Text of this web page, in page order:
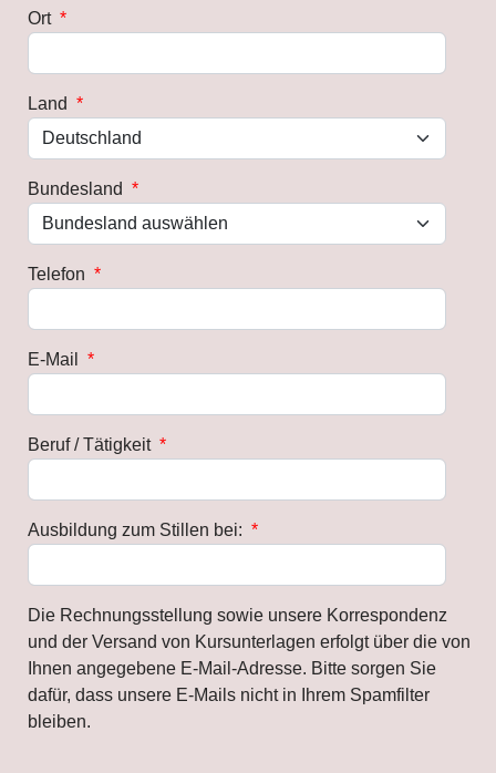
Ort *
Land *
Bundesland *
Telefon *
E-Mail *
Beruf / Tätigkeit *
Ausbildung zum Stillen bei: *
Die Rechnungsstellung sowie unsere Korrespondenz
und der Versand von Kursunterlagen erfolgt über die von
Ihnen angegebene E-Mail-Adresse. Bitte sorgen Sie
dafür, dass unsere E-Mails nicht in Ihrem Spamfilter
bleiben.